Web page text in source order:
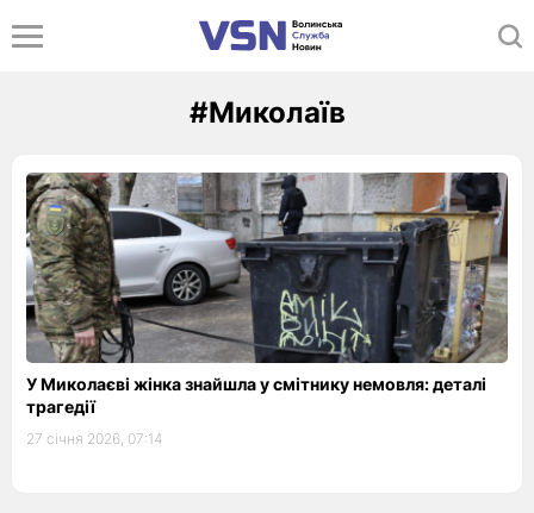
#Миколаїв
У Миколаєві жінка знайшла у смітнику немовля: деталі
трагедії
27 січня 2026, 07:14